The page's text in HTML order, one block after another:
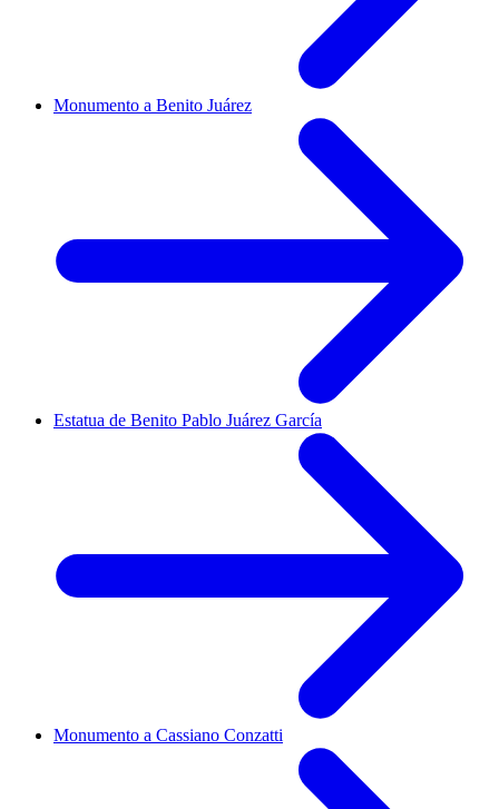
Monumento a Benito Juárez
Estatua de Benito Pablo Juárez García
Monumento a Cassiano Conzatti